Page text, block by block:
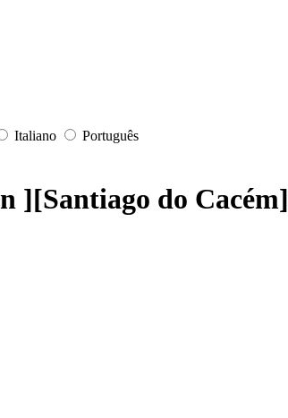
Italiano Português
][Santiago do Cacém]